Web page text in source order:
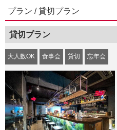
プラン / 貸切プラン
貸切プラン
大人数OK 食事会 貸切 忘年会